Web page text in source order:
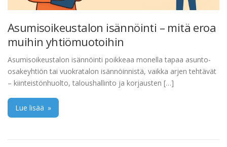
Asumisoikeustalon isännöinti – mitä eroa
muihin yhtiömuotoihin
Asumisoikeustalon isännöinti poikkeaa monella tapaa asunto-
osakeyhtiön tai vuokratalon isännöinnistä, vaikka arjen tehtävät
– kiinteistönhuolto, taloushallinto ja korjausten […]
Lue lisää »